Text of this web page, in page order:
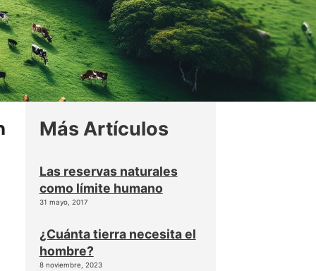
Más Artículos
Las reservas naturales
como límite humano
31 mayo, 2017
¿Cuánta tierra necesita el
hombre?
8 noviembre, 2023